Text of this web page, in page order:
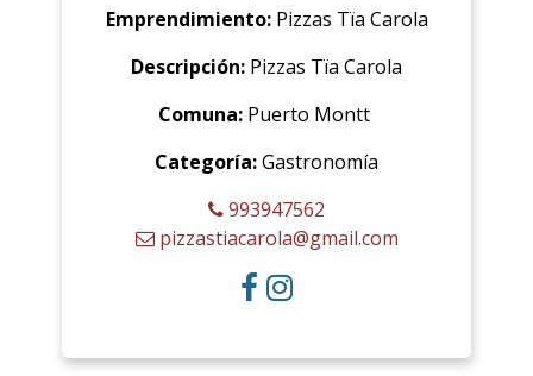
Emprendimiento:Pizzas Tïa Carola
Descripción: Pizzas Tïa Carola
Comuna: Puerto Montt
Categoría:Gastronomía
993947562
pizzastiacarola@gmail.com